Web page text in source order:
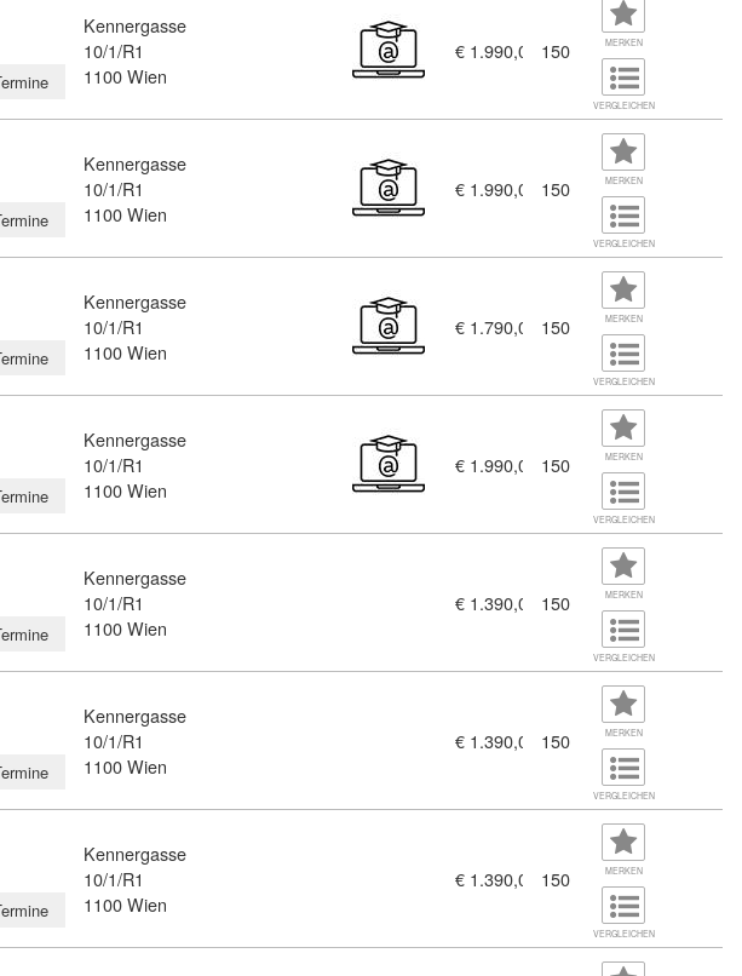
Kennergasse
10/1/R1
1100 Wien
€ 1.990,00 150 MERKEN
VERGLEICHEN
Kennergasse
10/1/R1
1100 Wien
€ 1.990,00 150 MERKEN
VERGLEICHEN
Kennergasse
10/1/R1
1100 Wien
€ 1.790,00 150 MERKEN
VERGLEICHEN
Kennergasse
10/1/R1
1100 Wien
€ 1.990,00 150 MERKEN
VERGLEICHEN
Kennergasse
10/1/R1
1100 Wien
€ 1.390,00 150 MERKEN
VERGLEICHEN
(7350597)
Kennergasse
10/1/R1
1100 Wien
€ 1.390,00 150 MERKEN
VERGLEICHEN
Kennergasse
10/1/R1
1100 Wien
€ 1.390,00 150 MERKEN
VERGLEICHEN